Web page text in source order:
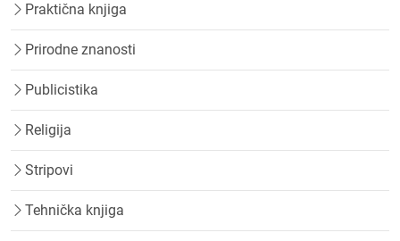
Praktična knjiga
Prirodne znanosti
Publicistika
Religija
Stripovi
Tehnička knjiga